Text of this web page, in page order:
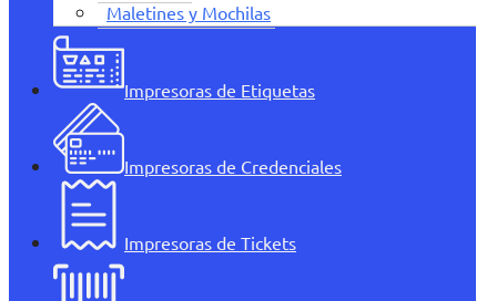
Maletines y Mochilas
Impresoras de Etiquetas
Impresoras de Credenciales
Impresoras de Tickets